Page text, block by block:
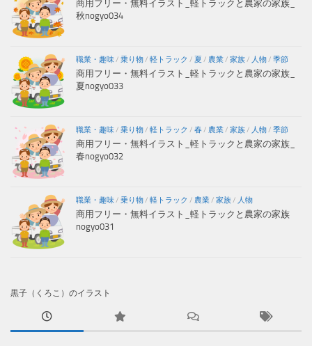
商用フリー・無料イラスト_軽トラックと農家の家族_
秋nogyo034
職業・趣味/ 乗り物/ 軽トラック / 夏 / 農業/ 家族/ 人物/ 季節
商用フリー・無料イラスト_軽トラックと農家の家族_
夏nogyo033
職業・趣味/ 乗り物/ 軽トラック / 春/ 農業/ 家族/ 人物/ 季節
商用フリー・無料イラスト_軽トラックと農家の家族_
春nogyo032
職業・趣味/ 乗り物/ 軽トラック / 農業/ 家族/ 人物
商用フリー・無料イラスト_軽トラックと農家の家族
nogyo031
黒子（くろこ）のイラスト